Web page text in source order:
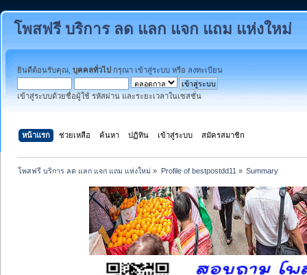
โพสฟรี บริการ ลด แลก แจก แถม แห่งใหม่
ยินดีต้อนรับคุณ, บุคคลทั่วไป กรุณา เข้าสู่ระบบ หรือ ลงทะเบียน
เข้าสู่ระบบด้วยชื่อผู้ใช้ รหัสผ่าน และระยะเวลาในเซสชั่น
หน้าแรก ช่วยเหลือ ค้นหา ปฏิทิน เข้าสู่ระบบ สมัครสมาชิก
โพสฟรี บริการ ลด แลก แจก แถม แห่งใหม่ » Profile of bestpostdd11 » Summary